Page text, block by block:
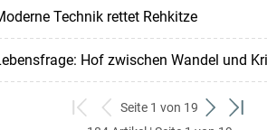
Technik rettet Rehkitze
Hof zwischen Wandel und
zum
zurück
Seite 1 von 19
weiterzum